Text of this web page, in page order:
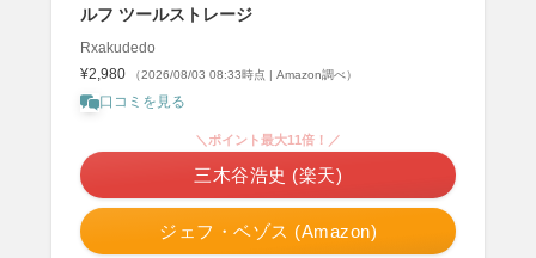
ルフ ツールストレージ
Rxakudedo
¥2,980
（2026/08/03 08:33時点 | Amazon調べ）
口コミを見る
ジェフ・ベゾス (Amazon)
＼ポイント最大11倍！／
三木谷浩史 (楽天)